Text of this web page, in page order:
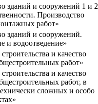
зданий и сооружений 1 и 2
Производство
работ»
зданий и сооружений.
и водоотведение»
и качество
работ»
и качество
работ, в
сложных и особо